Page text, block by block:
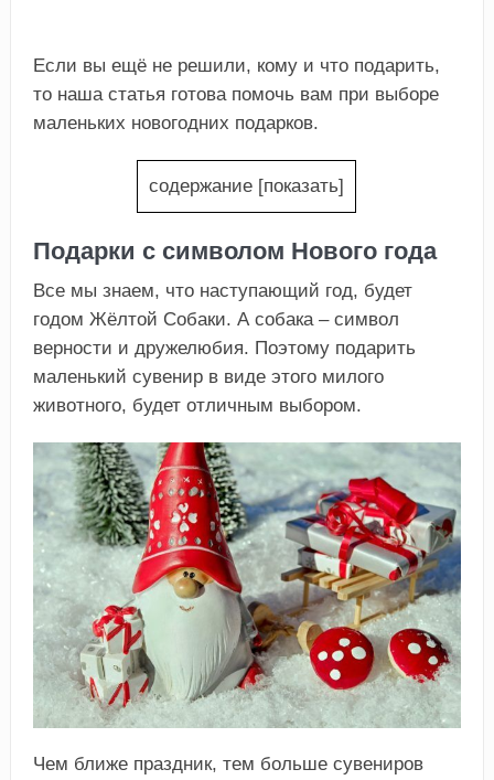
Если вы ещё не решили, кому и что подарить,
то наша статья готова помочь вам при выборе
маленьких новогодних подарков.
содержание [показать]
Подарки с символом Нового года
Все мы знаем, что наступающий год, будет
годом Жёлтой Собаки. А собака – символ
верности и дружелюбия. Поэтому подарить
маленький сувенир в виде этого милого
животного, будет отличным выбором.
Чем ближе праздник, тем больше сувениров